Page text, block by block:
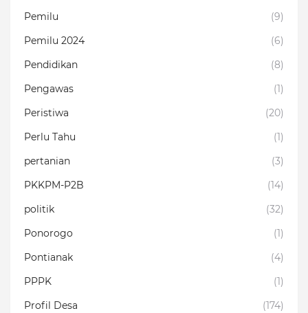
Pemilu
(9)
Pemilu 2024
(6)
Pendidikan
(8)
Pengawas
(1)
Peristiwa
(20)
Perlu Tahu
(1)
pertanian
(3)
PKKPM-P2B
(14)
politik
(32)
Ponorogo
(1)
Pontianak
(4)
PPPK
(1)
Profil Desa
(174)